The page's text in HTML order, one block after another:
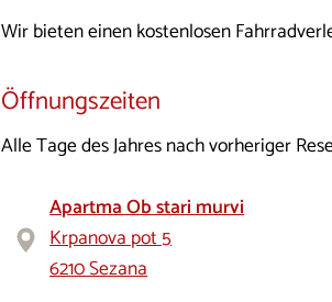
Wir bieten einen kostenlosen
Öffnungszeiten
Alle Tage des Jahres nach vorheriger
Apartma Ob stari murvi
Krpanova pot 5
6210 Sezana